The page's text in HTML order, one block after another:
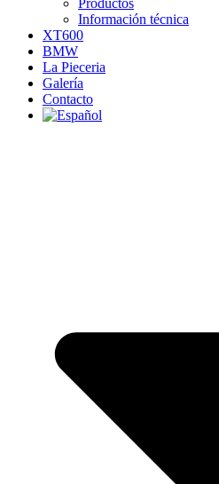
Información técnica
XT600
BMW
La Pieceria
Galería
Contacto